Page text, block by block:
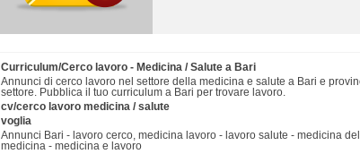
Curriculum/Cerco lavoro - Medicina / Salute a Bari
Annunci di cerco lavoro nel settore della medicina e salute a Bari e
settore. Pubblica il tuo curriculum a Bari per trovare lavoro.
cv/cerco lavoro medicina / salute
voglia
Annunci Bari - lavoro cerco, medicina lavoro - lavoro salute - medicina
medicina - medicina e lavoro